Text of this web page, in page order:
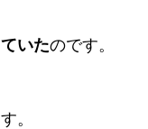
いたのです。
。